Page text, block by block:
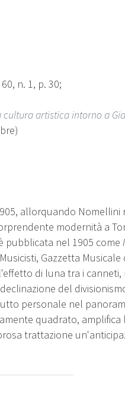
n. 1, p. 30;
cultura artistica intorno a
allorquando Nomellini
modernità a
pubblicata nel 1905 come
Gazzetta Musicale
di luna tra i canneti,
del
personale nel
quadrato,
trattazione